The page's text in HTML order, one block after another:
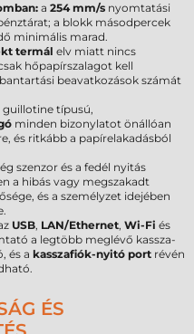
a 254 mm/s nyomtatási
a blokk másodpercek
minimális marad.
termál elv miatt nincs
hőpapírszalagot kell
beavatkozások számát
guillotine típusú,
minden bizonylatot önállóan
és ritkább a papírelakadásból
szenzor és a fedél nyitás
a hibás vagy megszakadt
és a személyzet idejében
USB, LAN/Ethernet, Wi-Fi és
a legtöbb meglévő kassza-
és a kasszafiók-nyitó port révén
ÉS